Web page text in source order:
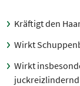
Kräftigt den
Wirkt
Wirkt
juckreizlindernd